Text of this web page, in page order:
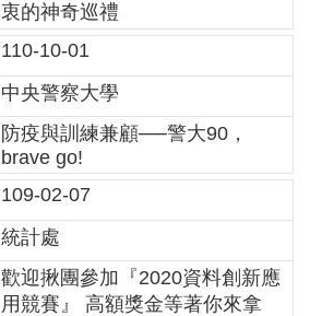
衷的神奇巡禮
110-10-01
中央警察大學
防疫與訓練兼顧──警大90，
brave go!
109-02-07
統計處
歡迎揪團參加『2020資料創新應
用競賽』 高額獎金等著你來拿